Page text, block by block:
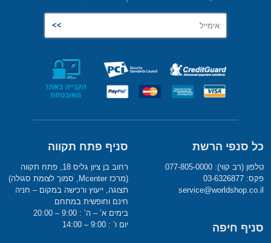
כל סנפי הרשת
טלפון (רב קווי): 077-805-0000
פקס: 03-6326877
service@worldshop.co.il
סניף חיפה
סניף פתח תקווה
רחוב בן ציון גליס 18, פתח תקווה
(מרכז Mcenter, סמוך לצומת סגולה)
תצוגה, ייעוץ ורכישה במקום – חניה
חינם וחופשית במתחם
בימים א’ – ה’ : 9:00 – 20:00
יום ו’ : 9:00 – 14:00